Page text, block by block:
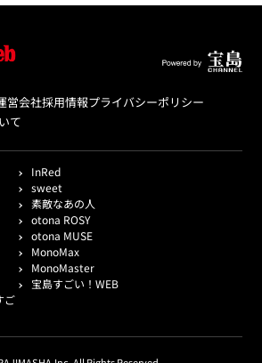
営会社採用情報プライバシーポリシー
て
InRed
sweet
素敵なあの人
otona ROSY
otona MUSE
MonoMax
MonoMaster
宝島すごい！WEB
ご